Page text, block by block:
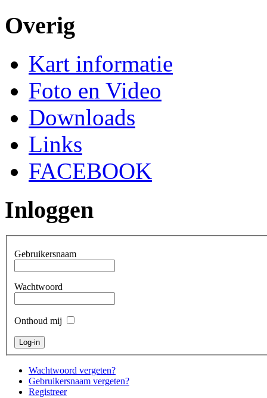
Overig
Kart informatie
Foto en Video
Downloads
Links
FACEBOOK
Inloggen
Gebruikersnaam
Wachtwoord
Onthoud mij
Wachtwoord vergeten?
Gebruikersnaam vergeten?
Registreer